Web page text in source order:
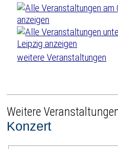
weitere Veranstaltungen
Weitere
Konzert